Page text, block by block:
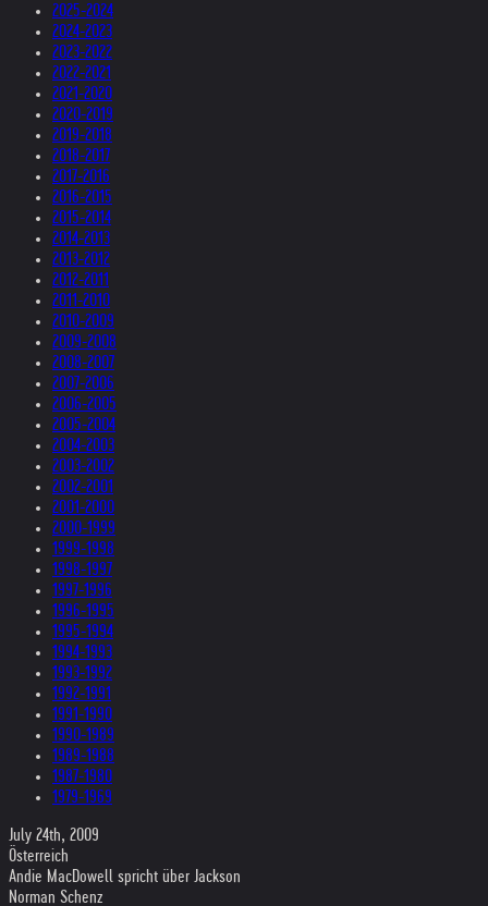
2025-2024
2024-2023
2023-2022
2022-2021
2021-2020
2020-2019
2019-2018
2018-2017
2017-2016
2016-2015
2015-2014
2014-2013
2013-2012
2012-2011
2011-2010
2010-2009
2009-2008
2008-2007
2007-2006
2006-2005
2005-2004
2004-2003
2003-2002
2002-2001
2001-2000
2000-1999
1999-1998
1998-1997
1997-1996
1996-1995
1995-1994
1994-1993
1993-1992
1992-1991
1991-1990
1990-1989
1989-1988
1987-1980
1979-1969
July 24th, 2009
Österreich
Andie MacDowell spricht über Jackson
Norman Schenz